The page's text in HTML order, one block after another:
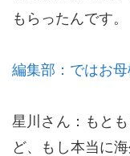
もらったんです。
編集部：ではお母
星川さん：もと
ど、もし本当に